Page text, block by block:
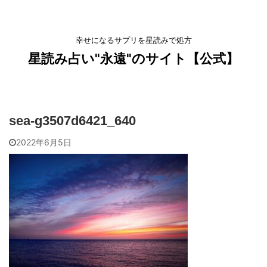
幸せになるサプリを星読みで処方
星読み占い"永遠"のサイト【公式】
sea-g3507d6421_640
2022年6月5日